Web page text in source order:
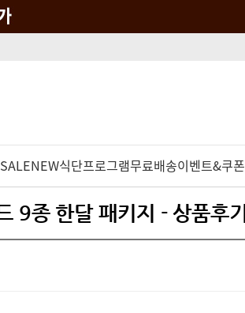
SALENEW식단프로그램무료배송이벤트&쿠폰
9종 한달 패키지 - 상품후기